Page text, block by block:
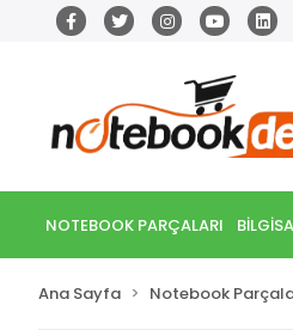
NOTEBOOK PARÇALARI
Ana Sayfa Notebook